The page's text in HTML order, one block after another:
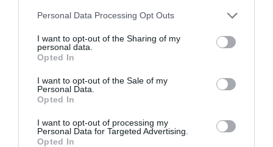
Please note that this website/app uses one or more Google
not limited to your visit or usage behaviour. You may click to
grant or deny consent to Google and its third-party tags to
use your data for below specified purposes in below Google
consent section.
Personal Data Processing Opt Outs
I want to opt-out of the Sharing of my
personal data.
Opted In
I want to opt-out of the Sale of my
Personal Data.
Opted In
I want to opt-out of processing my
Personal Data for Targeted Advertising.
Opted In
Φιλική ήττα από τη Σουηδία
Η Εθνική ομάδα βόλεϊ γυναικών ηττήθηκε από τη Σουηδία
στο τελευταίο φιλικό επί ιταλικού εδάφους.
07.08.2026 ΒΟΛΕΪ ΓΥΝΑΙΚΩΝ